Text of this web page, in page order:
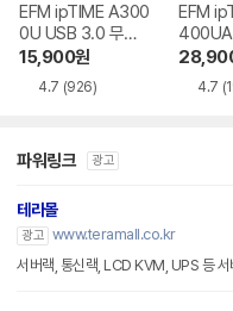
EFM ipTIME A300
0U USB 3.0 무선
랜카드
15,900원
4.7 (926)
EFM
카드
4.7
파워링크 광고
테라몰
광고 www.teramall.co.kr
서버랙, 통신랙, LCD KVM, UPS 등